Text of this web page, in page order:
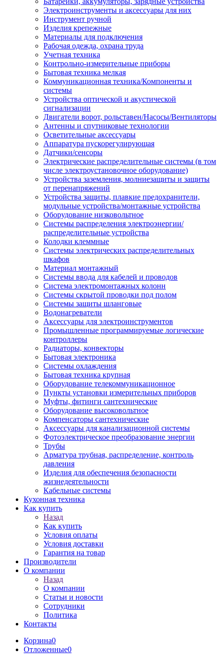
Электроинструменты и аксессуары для них
Инструмент ручной
Изделия крепежные
Материалы для подключения
Рабочая одежда, охрана труда
Учетная техника
Контрольно-измерительные приборы
Бытовая техника мелкая
Коммуникационная техника/Компоненты и
системы
Устройства оптической и акустической
сигнализации
Двигатели ворот, рольставен/Насосы/Вентиляторы
Антенны и спутниковые технологии
Осветительные аксессуары
Аппаратура пускорегулирующая
Датчики/сенсоры
Электрические распределительные системы (в том
числе электроустановочное оборудование)
Устройства заземления, молниезащиты и защиты
от перенапряжений
Устройства защиты, плавкие предохранители,
модульные устройства/монтажные устройства
Оборудование низковольтное
Системы распределения электроэнергии/
распределительные устройства
Колодки клеммные
Системы электрических распределительных
шкафов
Материал монтажный
Системы ввода для кабелей и проводов
Система электромонтажных колонн
Системы скрытой проводки под полом
Системы защиты шланговые
Водонагреватели
Аксессуары для электроинструментов
Промышленные программируемые логические
контроллеры
Радиаторы, конвекторы
Бытовая электроника
Системы охлаждения
Бытовая техника крупная
Оборудование телекоммуникационное
Пункты установки измерительных приборов
Муфты, фитинги сантехнические
Оборудование высоковольтное
Компенсаторы сантехнические
Аксессуары для канализационной системы
Фотоэлектрическое преобразование энергии
Трубы
Арматура трубная, распределение, контроль
давления
Изделия для обеспечения безопасности
жизнедеятельности
Кабельные системы
Кухонная техника
Как купить
Назад
Как купить
Условия оплаты
Условия доставки
Гарантия на товар
Производители
О компании
Назад
О компании
Статьи и новости
Сотрудники
Политика
Контакты
Корзина0
Отложенные0